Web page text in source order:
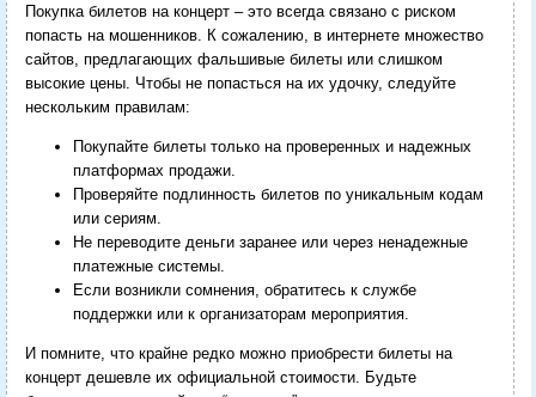
Покупка билетов на концерт – это всегда связано с риском
попасть на мошенников. К сожалению, в интернете множество
сайтов, предлагающих фальшивые билеты или слишком
высокие цены. Чтобы не попасться на их удочку, следуйте
нескольким правилам:
Покупайте билеты только на проверенных и надежных
платформах продажи.
Проверяйте подлинность билетов по уникальным кодам
или сериям.
Не переводите деньги заранее или через ненадежные
платежные системы.
Если возникли сомнения, обратитесь к службе
поддержки или к организаторам мероприятия.
И помните, что крайне редко можно приобрести билеты на
концерт дешевле их официальной стоимости. Будьте